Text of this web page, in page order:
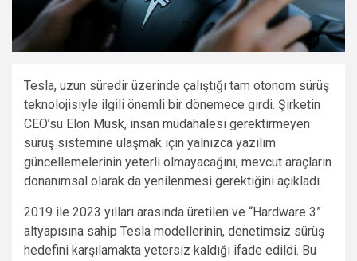
Tesla, uzun süredir üzerinde çalıştığı tam otonom sürüş
teknolojisiyle ilgili önemli bir dönemece girdi. Şirketin
CEO’su Elon Musk, insan müdahalesi gerektirmeyen
sürüş sistemine ulaşmak için yalnızca yazılım
güncellemelerinin yeterli olmayacağını, mevcut araçların
donanımsal olarak da yenilenmesi gerektiğini açıkladı.
2019 ile 2023 yılları arasında üretilen ve “Hardware 3”
altyapısına sahip Tesla modellerinin, denetimsiz sürüş
hedefini karşılamakta yetersiz kaldığı ifade edildi. Bu